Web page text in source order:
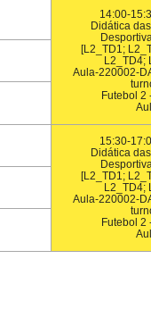
14:00-
Didática
[L2_TD1;
L2_TD4;
Aula-220002-
Futebol 2
15:30-
Didática
[L2_TD1;
L2_TD4;
Aula-220002-
Futebol 2